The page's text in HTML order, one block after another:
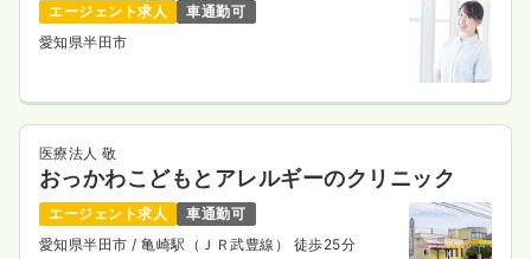
エージェント求人
車通勤可
愛知県半田市
医療法人 敬
おっかわこどもとアレルギーのクリニック
エージェント求人
車通勤可
愛知県半田市/ 亀崎駅（ＪＲ武豊線） 徒歩25分